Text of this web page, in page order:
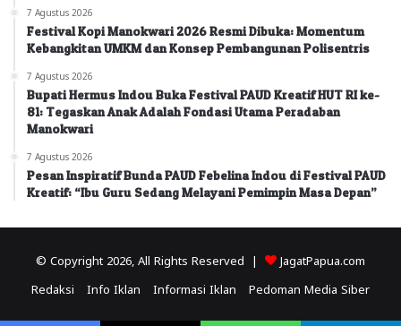
7 Agustus 2026
Festival Kopi Manokwari 2026 Resmi Dibuka: Momentum
Kebangkitan UMKM dan Konsep Pembangunan Polisentris
7 Agustus 2026
Bupati Hermus Indou Buka Festival PAUD Kreatif HUT RI ke-
81: Tegaskan Anak Adalah Fondasi Utama Peradaban
Manokwari
7 Agustus 2026
Pesan Inspiratif Bunda PAUD Febelina Indou di Festival PAUD
Kreatif: “Ibu Guru Sedang Melayani Pemimpin Masa Depan”
© Copyright 2026, All Rights Reserved | JagatPapua.com
Redaksi Info Iklan Informasi Iklan Pedoman Media Siber